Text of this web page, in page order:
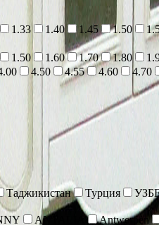
1.33 1.40 1.45 1.50
1.50 1.60 1.70 1.80
4.50 4.55 4.60 4.70
Таджикистан Турция
ANTALIA Antwerpen